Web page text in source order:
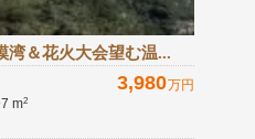
湾＆花火大会望む温...
3,980万円
m2